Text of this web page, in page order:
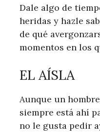
Dale algo de
heridas y hazle
de qué
momentos en los
EL AÍSLA
Aunque un
siempre está ahí
no le gusta pedir